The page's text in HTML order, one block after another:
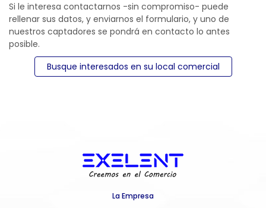
Si le interesa contactarnos -sin compromiso- puede
rellenar sus datos, y enviarnos el formulario, y uno de
nuestros captadores se pondrá en contacto lo antes
posible.
Busque interesados en su local comercial
La Empresa